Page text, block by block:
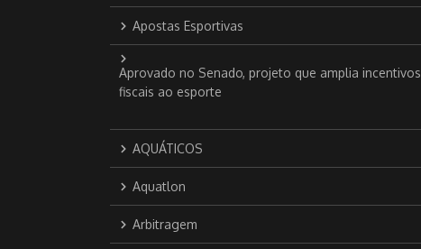
Apostas Esportivas
Aprovado no Senado, projeto que amplia incentivos
fiscais ao esporte
AQUÁTICOS
Aquatlon
Arbitragem